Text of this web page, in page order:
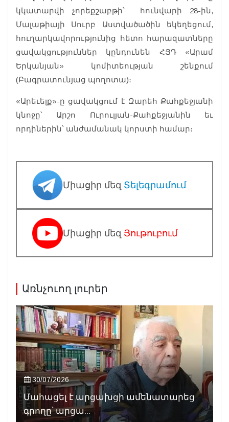
կկատարվի չորեքշաբթի՝ հունվարի 28-ին,
Մալաթիայի Սուրբ Աստվածածին եկեղեցում,
հուղարկավորությունից հետո հարազատները
ցավակցություններ կընդունեն ՀՅԴ «Արամ
Երկանյան» կոմիտեության շենքում
(Բագրատունյաց պողոտա)։
«Արեւելք»-ը ցավակցում է Զարեհ Քահքեջյանի
կնոջը՝ Արշո Ուրուլյան-Քահքեջյանին եւ
որդիներին՝ անժամանակ կորստի համար։
Միացիր մեզ Տելեգրամում
Միացիր մեզ Յութուբում
Առնչուող լուրեր
30/07/2026
Մահացել է արցախցի ամենատարեց
գրողը՝ արցա...